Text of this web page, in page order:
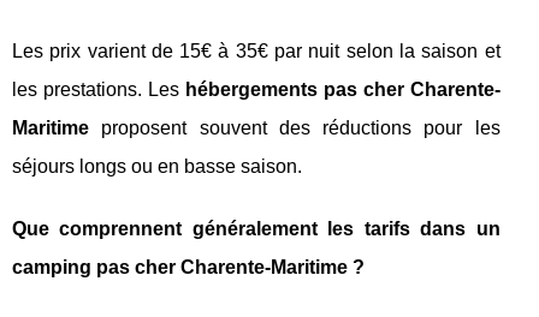
Les prix varient de 15€ à 35€ par nuit selon la saison et
les prestations. Les hébergements pas cher Charente-
Maritime proposent souvent des réductions pour les
séjours longs ou en basse saison.
Que comprennent généralement les tarifs dans un
camping pas cher Charente-Maritime ?